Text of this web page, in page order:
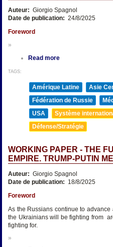
Auteur: Giorgio Spagnol
Date de publication: 24/8/2025
Foreword
»
Read more
TAGS:
Amérique Latine Asie
Fédération de Russie
USA
Système
Défense/Stratégie
WORKING PAPER - THE
EMPIRE. TRUMP-PUTIN
Auteur: Giorgio Spagnol
Date de publication: 18/8/2025
Foreword
As the Russians continue to
the Ukrainians will be fighting from
fighting for.
»